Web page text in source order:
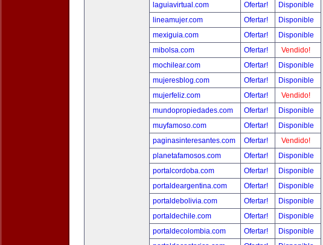
laguiavirtual.com
Ofertar!
Disponible
lineamujer.com
Ofertar!
Disponible
mexiguia.com
Ofertar!
Disponible
mibolsa.com
Ofertar!
Vendido!
mochilear.com
Ofertar!
Disponible
mujeresblog.com
Ofertar!
Disponible
mujerfeliz.com
Ofertar!
Vendido!
mundopropiedades.com
Ofertar!
Disponible
muyfamoso.com
Ofertar!
Disponible
paginasinteresantes.com
Ofertar!
Vendido!
planetafamosos.com
Ofertar!
Disponible
portalcordoba.com
Ofertar!
Disponible
portaldeargentina.com
Ofertar!
Disponible
portaldebolivia.com
Ofertar!
Disponible
portaldechile.com
Ofertar!
Disponible
portaldecolombia.com
Ofertar!
Disponible